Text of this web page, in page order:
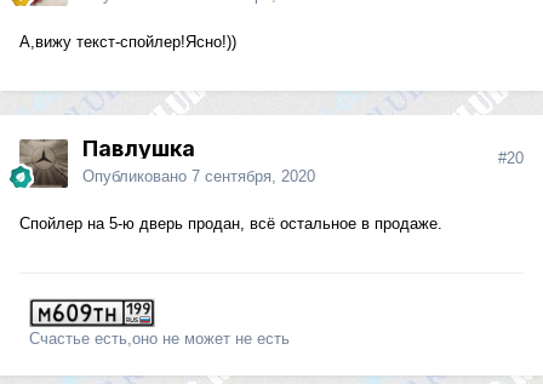
А,вижу текст-спойлер!Ясно!))
Павлушка
Опубликовано 7 сентября, 2020
#20
Спойлер на 5-ю дверь продан, всё остальное в продаже.
Счастье есть,оно не может не есть